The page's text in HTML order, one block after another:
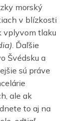
morský
v blízkosti
vplyvom tlaku
. Ďaľšie
Švédsku a
sú práve
ale ak
to aj na